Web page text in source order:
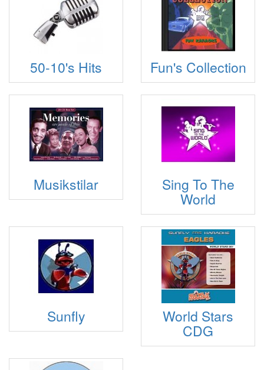
50-10's Hits Fun's Collection
Musikstilar Sing To The
World
Sunfly World Stars
CDG